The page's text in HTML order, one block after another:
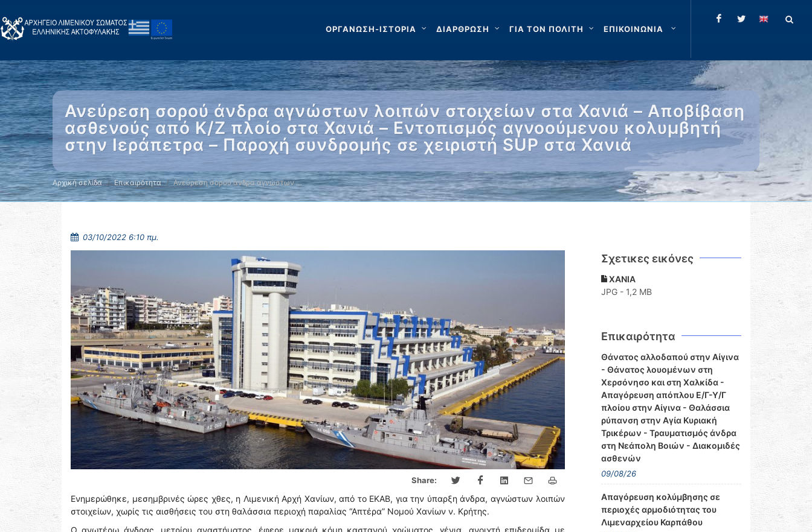
ΟΡΓΑΝΩΣΗ-ΙΣΤΟΡΙΑ ΔΙΑΡΘΡΩΣΗ ΓΙΑ ΤΟΝ ΠΟΛΙΤΗ ΕΠΙΚΟΙΝΩΝΙΑ
Ανεύρεση σορού άνδρα αγνώστων λοιπών στοιχείων στα Χανιά – Αποβίβαση
ασθενούς από Κ/Ζ πλοίο στα Χανιά – Εντοπισμός αγνοούμενου κολυμβητή
στην Ιεράπετρα – Παροχή συνδρομής σε χειριστή SUP στα Χανιά
Αρχική σελίδα Επικαιρότητα Ανεύρεση σορού άνδρα αγνώστων …
03/10/2022 6:10 πμ.
Share:
Ενημερώθηκε, μεσημβρινές ώρες χθες, η Λιμενική Αρχή Χανίων, από το ΕΚΑΒ, για την ύπαρξη άνδρα, αγνώστων λοιπών
στοιχείων, χωρίς τις αισθήσεις του στη θαλάσσια περιοχή παραλίας “Απτέρα” Νομού Χανίων ν. Κρήτης.
Σχετικες εικόνες
ΧΑΝΙΑ
JPG - 1,2 MB
Επικαιρότητα
Θάνατος αλλοδαπού στην Αίγινα
- Θάνατος λουομένων στη
Χερσόνησο και στη Χαλκίδα -
Απαγόρευση απόπλου Ε/Γ-Υ/Γ
πλοίου στην Αίγινα - Θαλάσσια
ρύπανση στην Αγία Κυριακή
Τρικέρων - Τραυματισμός άνδρα
στη Νεάπολη Βοιών - Διακομιδές
ασθενών
09/08/26
Απαγόρευση κολύμβησης σε
περιοχές αρμοδιότητας του
Λιμεναρχείου Καρπάθου